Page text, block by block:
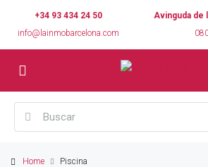
+34 93 434 24 50
info@lainmobarcelona.com
Avinguda de
Home Piscina